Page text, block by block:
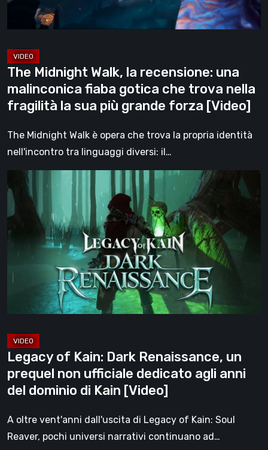
gotica
trova
nella
fragilità
la
forza
[Video]
The Midnight Walk, la recensione: una
malinconica fiaba gotica che trova nella
fragilità la sua più grande forza [Video]
The Midnight Walk è opera che trova la propria identità
nell'incontro tra linguaggi diversi: il…
Legacy
of
Dark
Renaissance,
ufficiale
agli
anni
del
dominio
Legacy of Kain: Dark Renaissance, un
prequel non ufficiale dedicato agli anni
del dominio di Kain [Video]
A oltre vent'anni dall'uscita di Legacy of Kain: Soul
Reaver, pochi universi narrativi continuano ad…